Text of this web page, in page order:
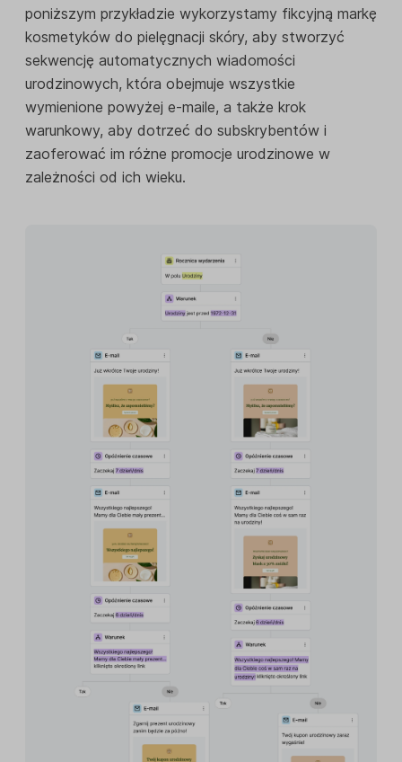
poniższym przykładzie wykorzystamy fikcyjną markę
kosmetyków do pielęgnacji skóry, aby stworzyć
sekwencję automatycznych wiadomości
urodzinowych, która obejmuje wszystkie
wymienione powyżej e-maile, a także krok
warunkowy, aby dotrzeć do subskrybentów i
zaoferować im różne promocje urodzinowe w
zależności od ich wieku.